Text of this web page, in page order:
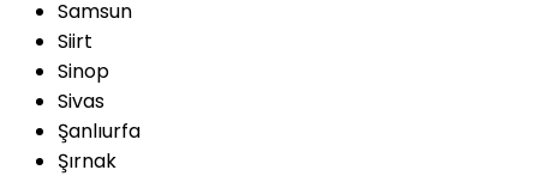
Samsun
Siirt
Sinop
Sivas
Şanlıurfa
Şırnak